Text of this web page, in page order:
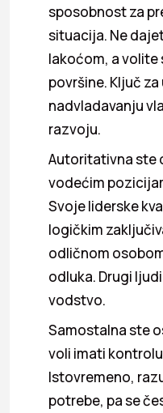
sposobnost za
situacija. Ne
lakoćom, a
površine. Ključ
nadvladavanju
razvoju.
Autoritativna ste
vodećim
Svoje liderske
logičkim
odličnom
odluka. Drugi
vodstvo.
Samostalna ste
voli imati
Istovremeno,
potrebe, pa se